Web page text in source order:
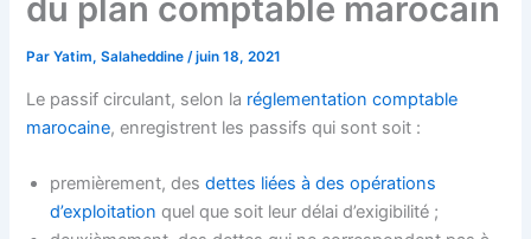
du plan comptable marocain
ParYatim, Salaheddine/juin 18, 2021
Le passif circulant, selon la réglementation comptable
marocaine, enregistrent les passifs qui sont soit :
premièrement, desdettes liées à des opérations
d’exploitation quel que soit leur délai d’exigibilité ;